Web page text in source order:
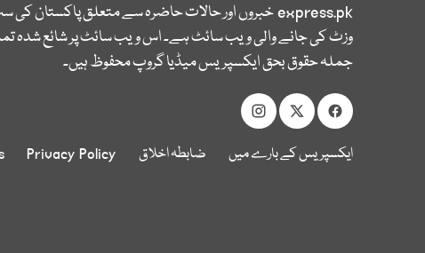
express.pkخبروں اور حالات حاضرہ سے متعلق پاکستان کی
وزٹ کی جانے والی ویب سائٹ ہے۔ اس ویب سائٹ پر شائع شدہ
جملہ حقوق بحق ایکسپریس میڈیا گروپ محفوظ ہیں۔
ایکسپریس کے بارے میں ضابطہ اخلاق Privacy Policy